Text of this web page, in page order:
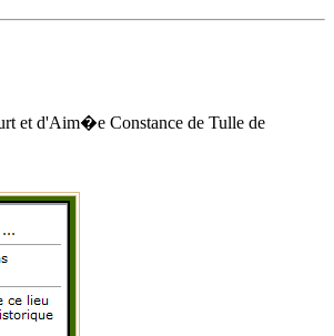
et d'Aim�e Constance de Tulle de